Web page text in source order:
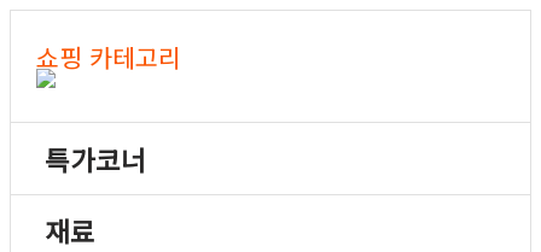
쇼핑 카테고리
특가코너
재료